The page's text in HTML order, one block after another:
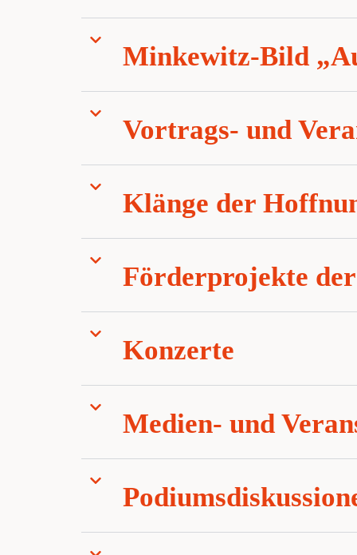
Minkewitz-Bild
Vortrags- und
Klänge der
Förderprojekte
Konzerte
Medien- und